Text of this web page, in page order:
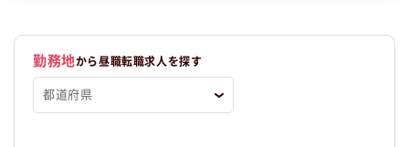
勤務地から昼職転職求人を探す